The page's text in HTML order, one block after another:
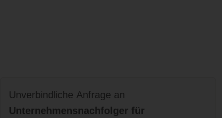
Unverbindliche Anfrage an
Unternehmensnachfolger für